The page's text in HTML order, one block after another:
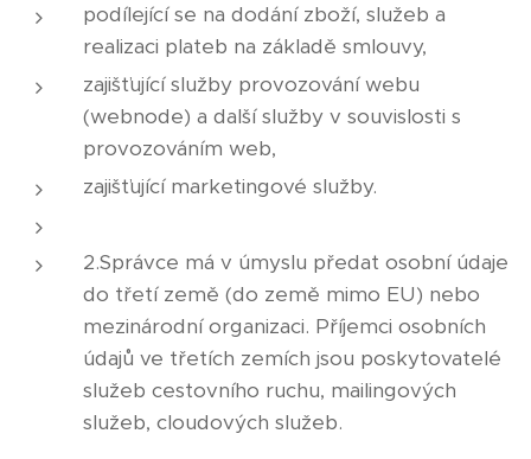
podílející se na dodání zboží, služeb a
realizaci plateb na základě smlouvy,
zajišťující služby provozování webu
(webnode) a další služby v souvislosti s
provozováním web,
zajišťující marketingové služby.
2.Správce má v úmyslu předat osobní údaje
do třetí země (do země mimo EU) nebo
mezinárodní organizaci. Příjemci osobních
údajů ve třetích zemích jsou poskytovatelé
služeb cestovního ruchu, mailingových
služeb, cloudových služeb.